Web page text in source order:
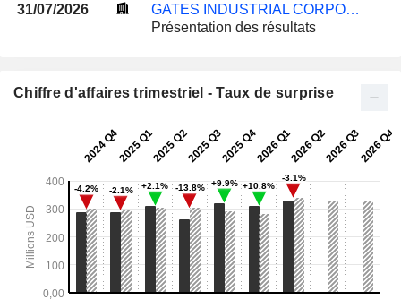
31/07/2026
GATES INDUSTRIAL CORPORATION LTD.
Présentation des résultats
Chiffre d'affaires trimestriel - Taux de surprise